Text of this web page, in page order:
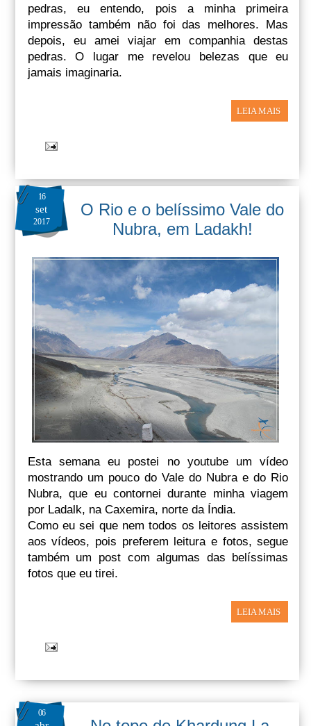
pedras, eu entendo, pois a minha primeira
impressão também não foi das melhores. Mas
depois, eu amei viajar em companhia destas
pedras. O lugar me revelou belezas que eu
jamais imaginaria.
LEIA MAIS
16
set
2017
O Rio e o belíssimo Vale do
Nubra, em Ladakh!
Esta semana eu postei no youtube um vídeo
mostrando um pouco do Vale do Nubra e do Rio
Nubra, que eu contornei durante minha viagem
por Ladalk, na Caxemira, norte da Índia.
Como eu sei que nem todos os leitores assistem
aos vídeos, pois preferem leitura e fotos, segue
também um post com algumas das belíssimas
fotos que eu tirei.
LEIA MAIS
06